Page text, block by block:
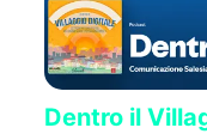
Dentro il